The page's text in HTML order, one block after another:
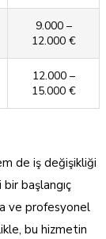
9.000 –
12.000 €
12.000 –
15.000 €
de iş değişikliği
başlangıç
ve profesyonel
bu hizmetin